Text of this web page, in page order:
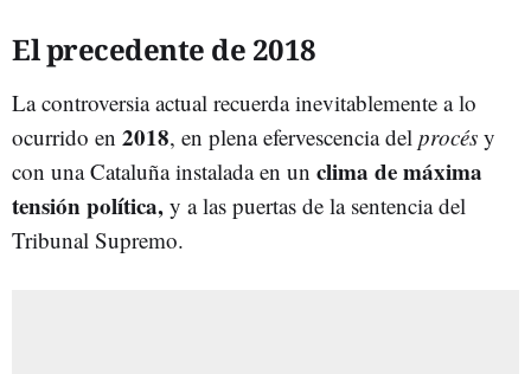
El precedente de 2018
La controversia actual recuerda inevitablemente a lo
ocurrido en 2018, en plena efervescencia del procés y
con una Cataluña instalada en un clima de máxima
tensión política, y a las puertas de la sentencia del
Tribunal Supremo.